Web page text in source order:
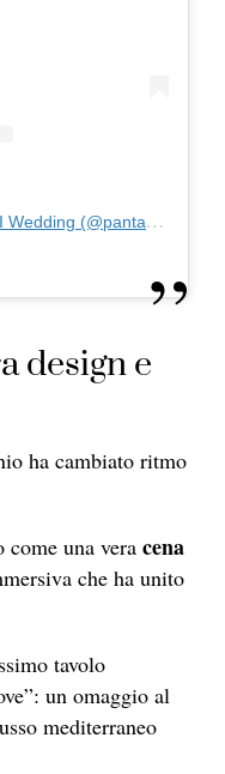
(@pantarheiwedding)
design e
ha cambiato ritmo
una vera cena
che ha unito
tavolo
un omaggio al
mediterraneo